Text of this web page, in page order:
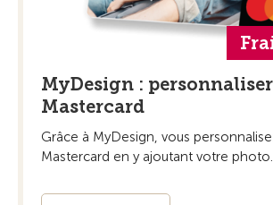
MyDesign : personnaliser
Mastercard
Grâce à MyDesign, vous
Mastercard en y ajoutant votre photo.